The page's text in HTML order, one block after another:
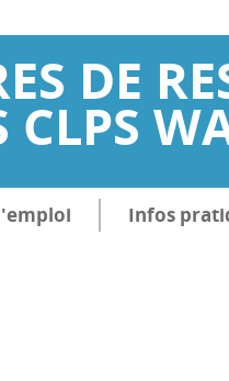
DE
CLPS
Infos